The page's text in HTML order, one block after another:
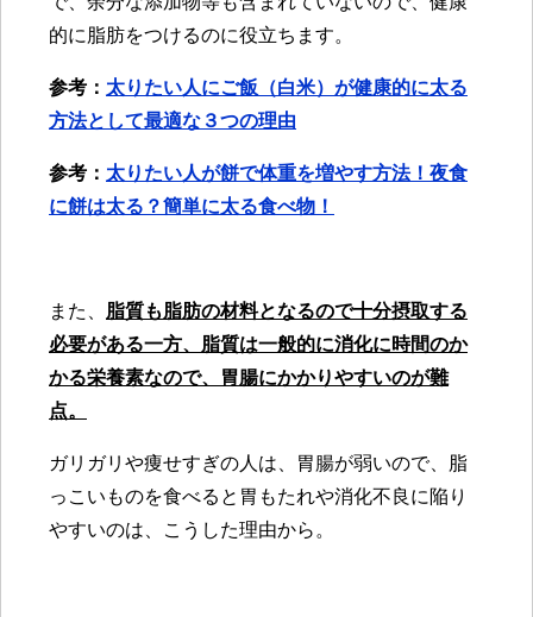
的に脂肪をつけるのに役立ちます。
参考： 太りたい人にご飯（白米）が健康的に太る
方法として最適な３つの理由
参考： 太りたい人が餅で体重を増やす方法！夜食
に餅は太る？簡単に太る食べ物！
また、 脂質も脂肪の材料となるので十分摂取する
必要がある一方、脂質は一般的に消化に時間のか
かる栄養素なので、胃腸にかかりやすいのが難
点。
ガリガリや痩せすぎの人は、胃腸が弱いので、脂
っこいものを食べると胃もたれや消化不良に陥り
やすいのは、こうした理由から。